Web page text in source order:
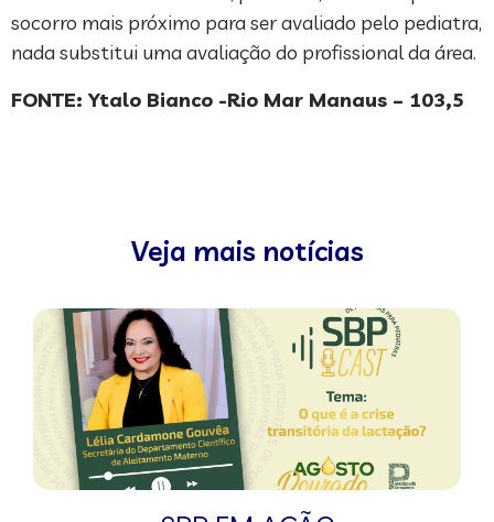
socorro mais próximo para ser avaliado pelo pediatra,
nada substitui uma avaliação do profissional da área.
FONTE: Ytalo Bianco -Rio Mar Manaus – 103,5
Veja mais notícias